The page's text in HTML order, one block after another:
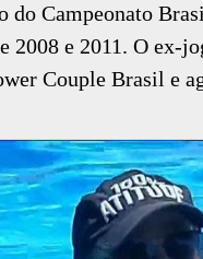
do Campeonato
2008 e 2011. O ex-
Couple Brasil e